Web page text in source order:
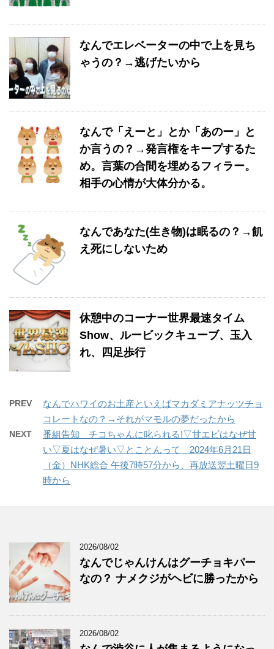
なんでエレベーターの中で上を見ち
ゃうの？→逃げたいから
なんで「えーと」とか「あのー」と
か言うの？→発言権をキープするた
め。言葉の合間を埋めるフィラー。
相手の心情が大体分かる。
なんであなた(生き物)は眠るの？→飢
え死にしないため
休憩中のコーナー世界最速タイム
Show、ルービックキューブ、玉入
れ、四足歩行
PREV
なんでハワイのお土産といえばマカダミアナッツチョ
コレートなの？→それがマモルの夢だったから
NEXT
番組告知 チコちゃんに叱られる!▽甘エビはなぜ甘
い▽夏はなぜ暑い▽とことんって 2024年6月21日
（金）NHK総合 午後7時57分から、再放送翌土曜日9
時から
2026/08/02
なんでじゃんけんはグーチョキパー
なの？ ナメクジがヘビに勝ったから
2026/08/02